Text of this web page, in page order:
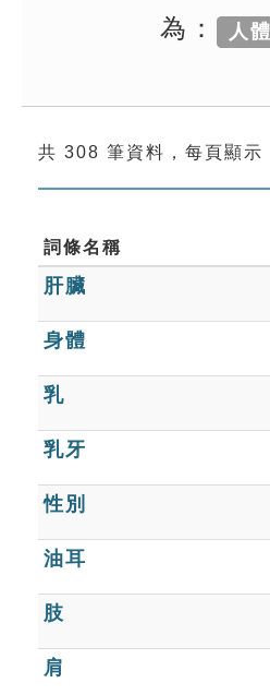
成語故事
索引選單
單字索引
生命大百科索引
遊戲專區
教學應用
貓頭鷹博士
為： 人
共 308 筆資料，每頁顯示
詞條名稱
肝臟
身體
乳
乳牙
性別
油耳
肢
肩